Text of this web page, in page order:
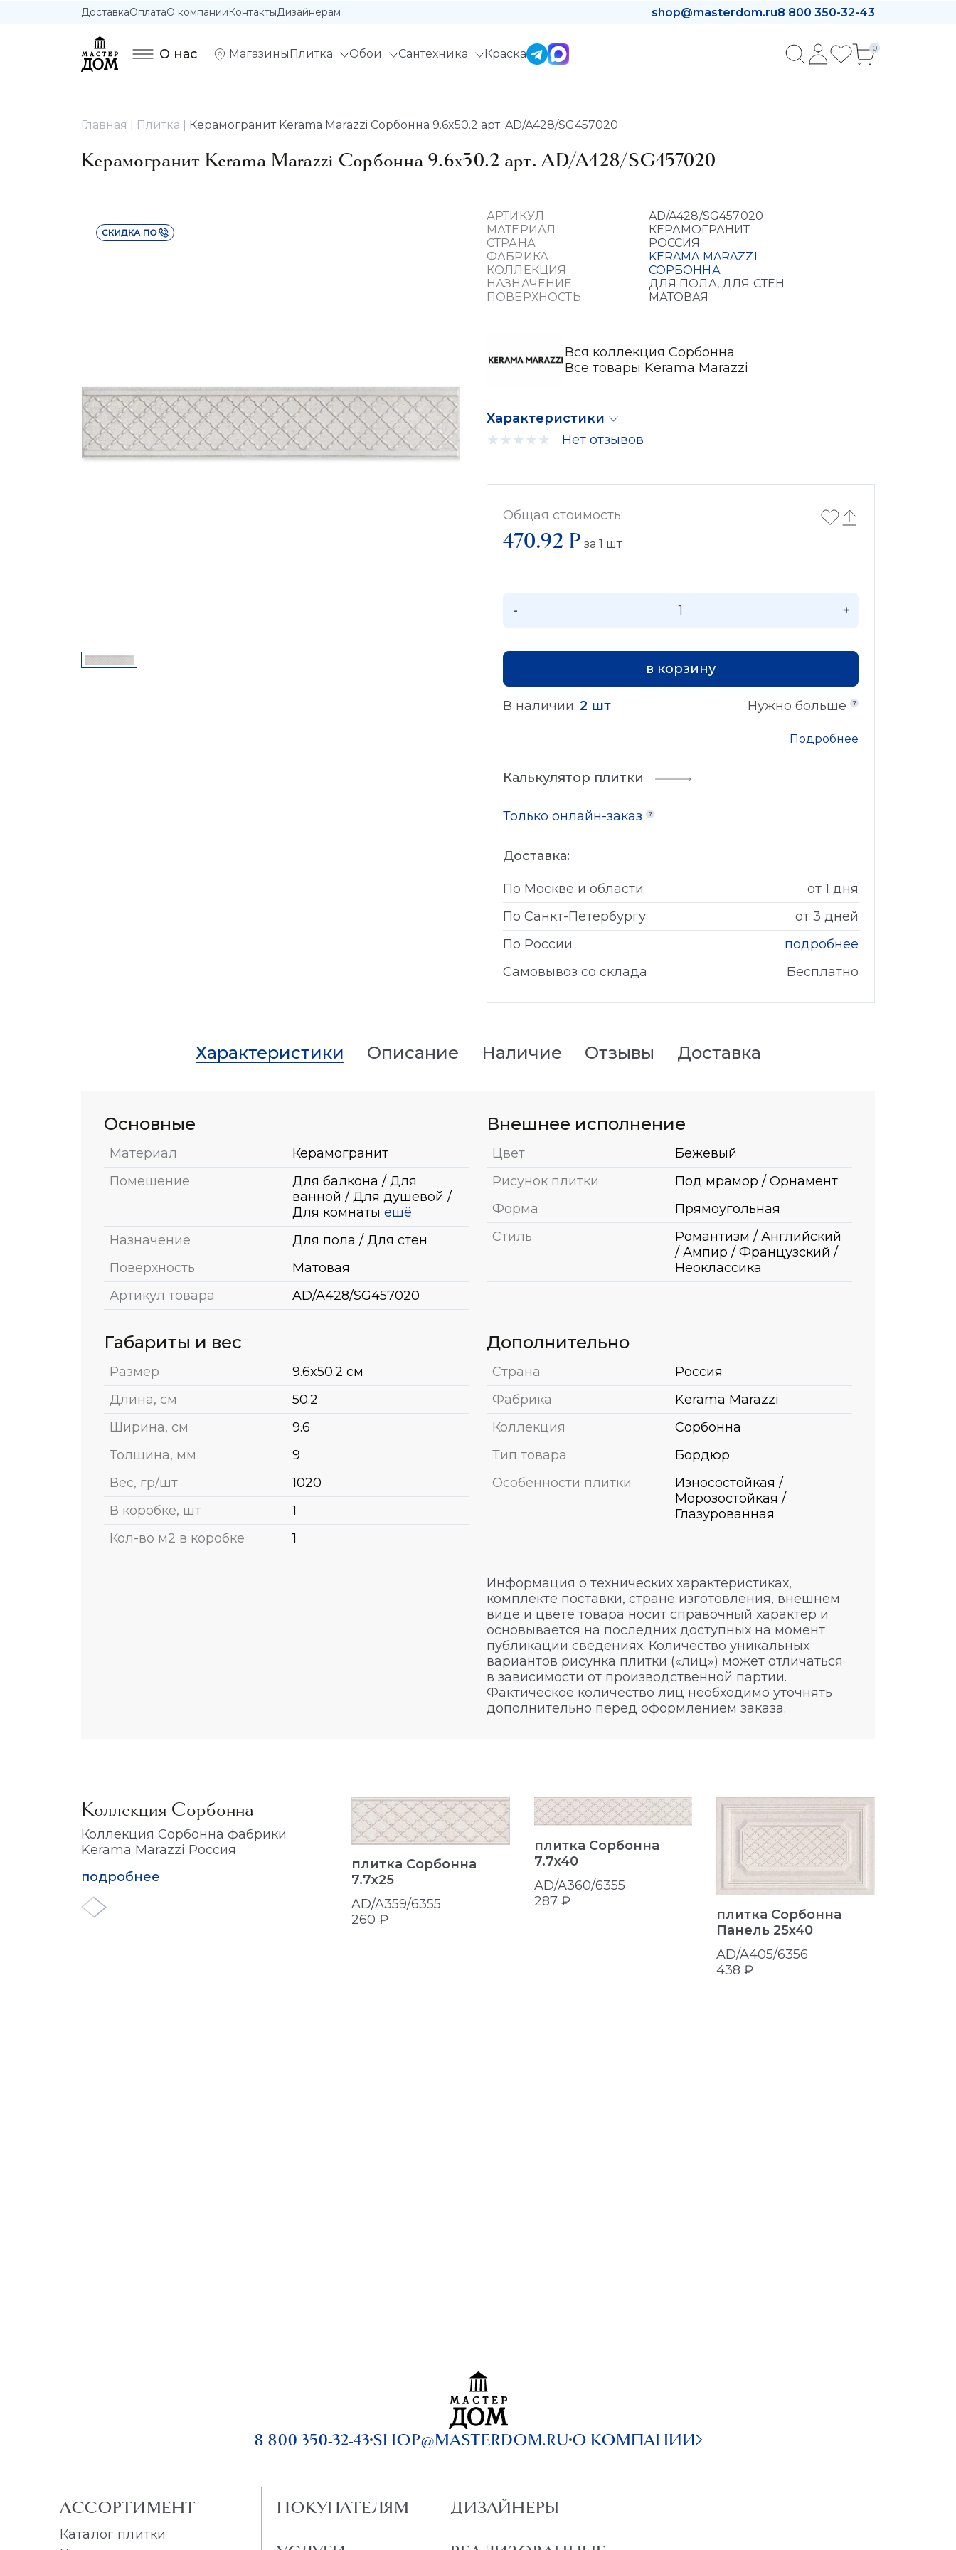
ДоставкаОплатаО компанииКонтактыДизайнерам shop@masterdom.ru8 800 350-32-43
О нас Магазины Плитка Обои Сантехника Краска 0
Главная Плитка Керамогранит Kerama Marazzi Сорбонна 9.6x50.2 арт. AD/A428/SG457020
Керамогранит Kerama Marazzi Сорбонна 9.6x50.2 арт. AD/A428/SG457020
АРТИКУЛ
AD/A428/SG457020
МАТЕРИАЛ
КЕРАМОГРАНИТ
СТРАНА
РОССИЯ
ФАБРИКА
KERAMA MARAZZI
КОЛЛЕКЦИЯ
СОРБОННА
НАЗНАЧЕНИЕ
ДЛЯ ПОЛА, ДЛЯ СТЕН
ПОВЕРХНОСТЬ
МАТОВАЯ
Вся коллекция Сорбонна
Все товары Kerama Marazzi
Характеристики
Нет отзывов
Общая стоимость:
470.92 ₽ за 1 шт
- +
в корзину
В наличии: 2 шт Нужно больше
Подробнее
Калькулятор плитки
Только онлайн-заказ
Доставка:
По Москве и области
от 1 дня
По Санкт-Петербургу
от 3 дней
По России
подробнее
Самовывоз со склада
Бесплатно
Характеристики Описание Наличие Отзывы Доставка
Основные
Материал
Керамогранит
Помещение
Для балкона / Для
ванной / Для душевой /
Для комнаты ещё
Назначение
Для пола / Для стен
Поверхность
Матовая
Артикул товара
AD/A428/SG457020
Внешнее исполнение
Цвет
Бежевый
Рисунок плитки
Под мрамор / Орнамент
Форма
Прямоугольная
Стиль
Романтизм / Английский
/ Ампир / Французский /
Неоклассика
Габариты и вес
Размер
9.6x50.2 см
Длина, см
50.2
Ширина, см
9.6
Толщина, мм
9
Вес, гр/шт
1020
В коробке, шт
1
Кол-во м2 в коробке
1
Дополнительно
Страна
Россия
Фабрика
Kerama Marazzi
Коллекция
Сорбонна
Тип товара
Бордюр
Особенности плитки
Износостойкая /
Морозостойкая /
Глазурованная
Информация о технических характеристиках,
комплекте поставки, стране изготовления, внешнем
виде и цвете товара носит справочный характер и
основывается на последних доступных на момент
публикации сведениях. Количество уникальных
вариантов рисунка плитки («лиц») может отличаться
в зависимости от производственной партии.
Фактическое количество лиц необходимо уточнять
дополнительно перед оформлением заказа.
Коллекция Сорбонна
Коллекция Сорбонна фабрики
Kerama Marazzi Россия
подробнее
плитка Сорбонна
7.7x25
AD/A359/6355
260 ₽
плитка Сорбонна
7.7x40
AD/A360/6355
287 ₽
плитка Сорбонна
Панель 25x40
AD/A405/6356
438 ₽
8 800 350-32-43SHOP@MASTERDOM.RUО КОМПАНИИ
АССОРТИМЕНТ
Каталог плитки
ПОКУПАТЕЛЯМ ДИЗАЙНЕРЫ